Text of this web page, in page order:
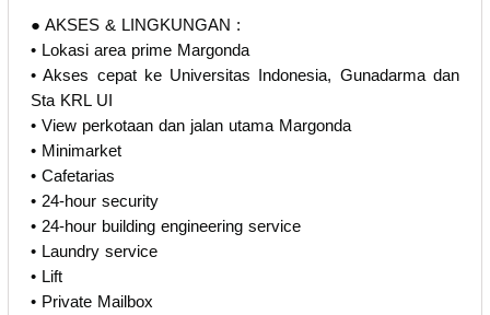
● AKSES & LINGKUNGAN :
️• Lokasi area prime Margonda
️• Akses cepat ke Universitas Indonesia, Gunadarma dan
Sta KRL UI
️• View perkotaan dan jalan utama Margonda
️• Minimarket
️• Cafetarias
️• 24-hour security
️• 24-hour building engineering service
️• Laundry service
️• Lift
️• Private Mailbox